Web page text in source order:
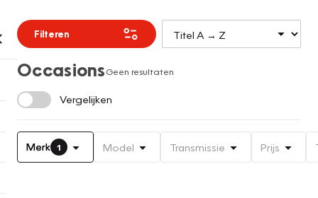
Filteren
OccasionsGeen resultaten
Vergelijken
Merk 1 Model Transmissie Prijs